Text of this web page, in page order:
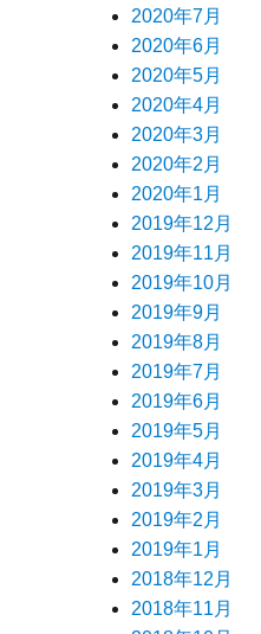
2020年7月
2020年6月
2020年5月
2020年4月
2020年3月
2020年2月
2020年1月
2019年12月
2019年11月
2019年10月
2019年9月
2019年8月
2019年7月
2019年6月
2019年5月
2019年4月
2019年3月
2019年2月
2019年1月
2018年12月
2018年11月